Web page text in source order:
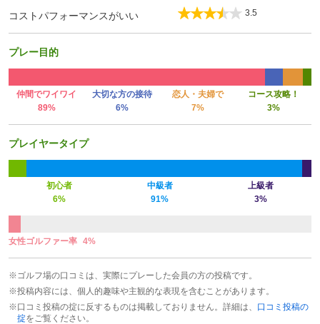
コストパフォーマンスがいい 3.5
プレー目的
仲間でワイワイ 大切な方の接待 恋人・夫婦で
コース攻略！
89%
6% 7% 3%
プレイヤータイプ
初心者 中級者
上級者
6%
91% 3%
女性ゴルファー率 4%
※ゴルフ場の口コミは、実際にプレーした会員の方の投稿です。
※投稿内容には、個人的趣味や主観的な表現を含むことがあります。
※口コミ投稿の掟に反するものは掲載しておりません。詳細は、 口コミ投稿の
掟をご覧ください。